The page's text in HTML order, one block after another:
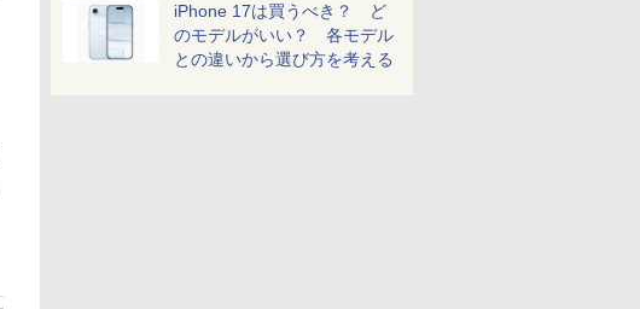
iPhone 17は買うべき？ ど
のモデルがいい？ 各モデル
との違いから選び方を考える